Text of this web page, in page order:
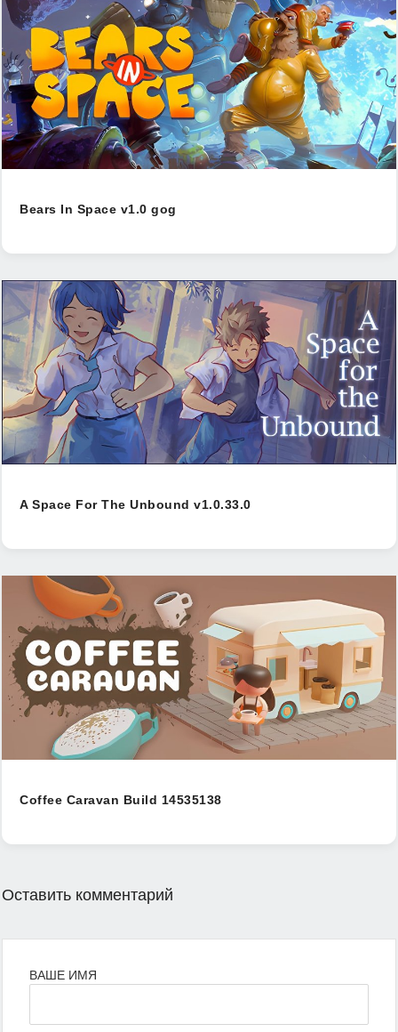
Bears In Space v1.0 gog
A Space For The Unbound v1.0.33.0
Coffee Caravan Build 14535138
Оставить комментарий
ВАШЕ ИМЯ